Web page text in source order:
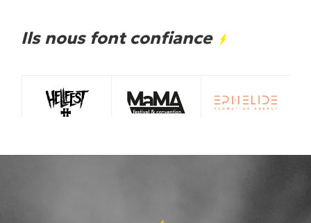
Ils nous font confiance